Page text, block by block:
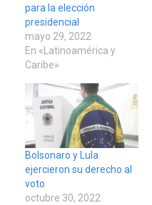
para la elección
presidencial
mayo 29, 2022
En «Latinoamérica y
Caribe»
Bolsonaro y Lula
ejercieron su derecho al
voto
octubre 30, 2022